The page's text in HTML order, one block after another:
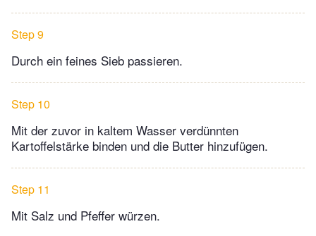
Step 9
Durch ein feines Sieb passieren.
Step 10
Mit der zuvor in kaltem Wasser verdünnten
Kartoffelstärke binden und die Butter hinzufügen.
Step 11
Mit Salz und Pfeffer würzen.